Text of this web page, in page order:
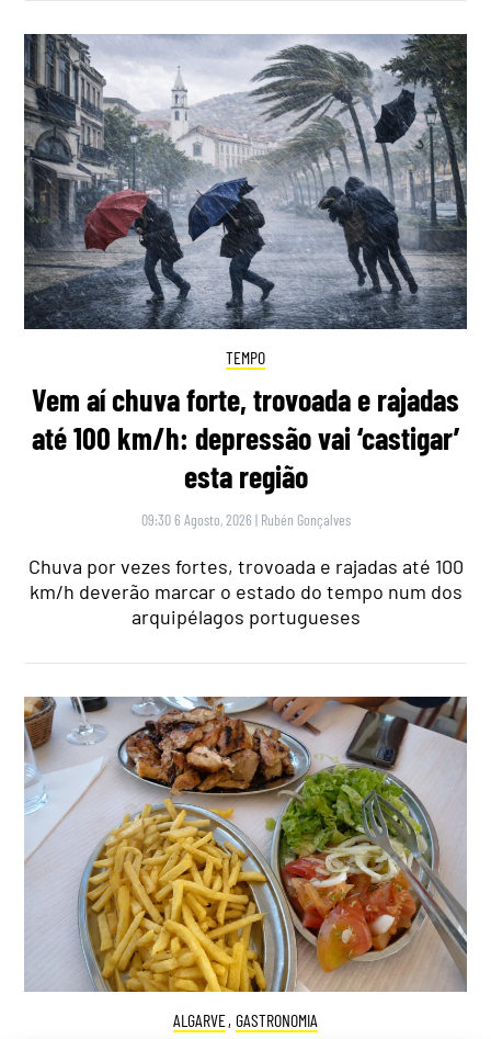
TEMPO
Vem aí chuva forte, trovoada e rajadas
até 100 km/h: depressão vai ‘castigar’
esta região
09:30 6 Agosto, 2026 | Rubén Gonçalves
Chuva por vezes fortes, trovoada e rajadas até 100
km/h deverão marcar o estado do tempo num dos
arquipélagos portugueses
ALGARVE, GASTRONOMIA